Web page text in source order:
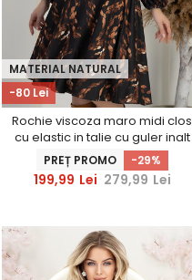
-80 Lei
MATERIAL NATURAL
Rochie viscoza maro midi clos
cu elastic in talie cu guler inalt
- StarShinerS
PREȚ PROMO -29%
199,99 Lei 279,99 Lei